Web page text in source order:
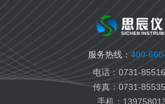
国六柴油检测
变齿轮油检测
变压器油检测
纤膏缆膏检测
船用燃料油检测
服务热线： 400-
电话：0731-
传真：0731-
手机：